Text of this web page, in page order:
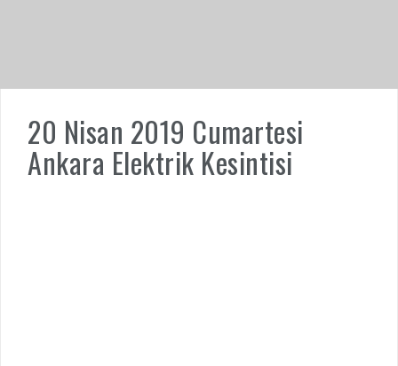
20 Nisan 2019 Cumartesi
Ankara Elektrik Kesintisi